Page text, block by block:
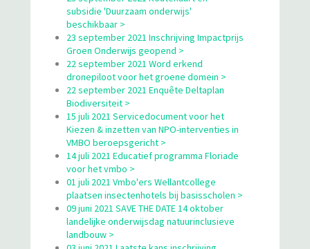
subsidie 'Duurzaam onderwijs'
beschikbaar >
23 september 2021 Inschrijving Impactprijs
Groen Onderwijs geopend >
22 september 2021 Word erkend
dronepiloot voor het groene domein >
22 september 2021 Enquête Deltaplan
Biodiversiteit >
15 juli 2021 Servicedocument voor het
Kiezen & inzetten van NPO-interventies in
VMBO beroepsgericht >
14 juli 2021 Educatief programma Floriade
voor het vmbo >
01 juli 2021 Vmbo'ers Wellantcollege
plaatsen insectenhotels bij basisscholen >
09 juni 2021 SAVE THE DATE 14 oktober
landelijke onderwijsdag natuurinclusieve
landbouw >